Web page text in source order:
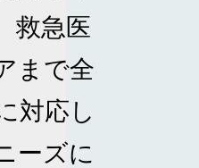
救急医
まで全
対応し
ーズに